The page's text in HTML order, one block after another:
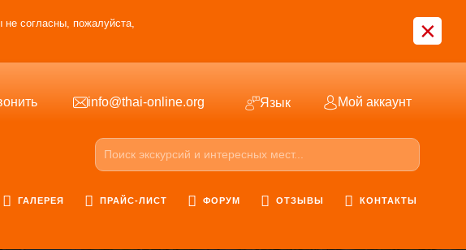
согласны, пожалуйста,
×
info@thai-online.org Язык Мой аккаунт
ГАЛЕРЕЯ ПРАЙС-ЛИСТ ФОРУМ ОТЗЫВЫ КОНТАКТЫ